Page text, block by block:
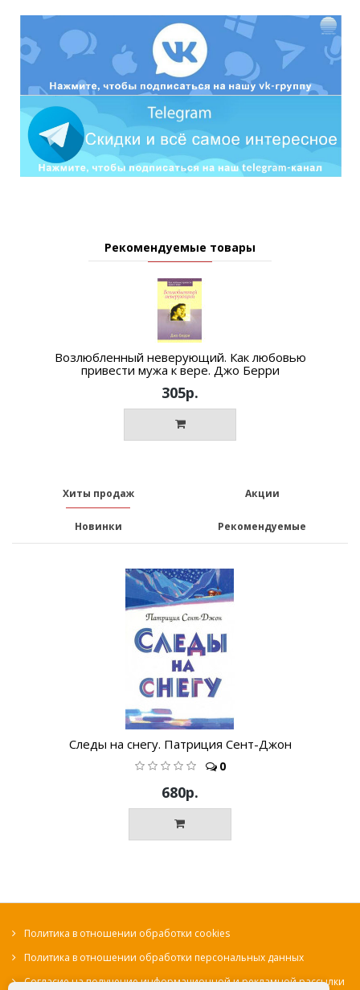
Рекомендуемые товары
Возлюбленный неверующий. Как любовью
привести мужа к вере. Джо Берри
305р.
Хиты продаж Акции
Новинки Рекомендуемые
Следы на снегу. Патриция Сент-Джон
0
680р.
Политика в отношении обработки cookies
Политика в отношении обработки персональных данных
Согласие на получение информационной и рекламной рассылки